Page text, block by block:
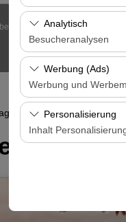
Diese Cookies sind
und grundlegende
Analytisch
Besucheranalysen
Diese Cookies
Seiten,
Benutzererfahrung
Werbung (Ads)
Werbung und
Diese Cookies
und die Wirksamkeit
Personalisierung
Inhalt
sicherzustellen,
auswählen
in der Türkei
in der